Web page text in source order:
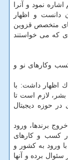
نمود و آنرا
دانست و اظهار
10 نفر از نیروهای متخصص قزوین
كه می خواستند
وكارهای نو و
اظهار داشت: با
لازم است تا
حوزه دیجیتال
برندها، ورود
كسب و كارهای
ورود به كشور و
برده و آنها